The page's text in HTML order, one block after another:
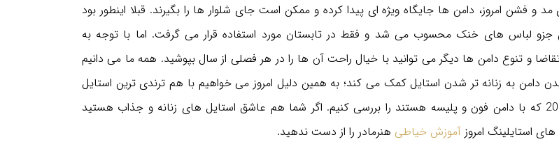
مد و فشن امروز، دامن ها جایگاه ویژه ای پیدا کرده و ممکن است جای شلوار ها را بگیرند. قبلا اینطور بود
جزو لباس های خنک محسوب می شد و فقط در تابستان مورد استفاده قرار می گرفت. اما با توجه به
و تنوع دامن ها دیگر می توانید با خیال راحت آن ها را در هر فصلی از سال بپوشید. همه ما می دانیم
دامن به زنانه تر شدن استایل کمک می کند؛ به همین دلیل امروز می خواهیم با هم ترندی ترین استایل
های 2020 که با دامن فون و پلیسه هستند را بررسی کنیم. اگر شما هم عاشق استایل های زنانه و جذاب هستید
استایلینگ امروز آموزش خیاطی هنرمادر را از دست ندهید.